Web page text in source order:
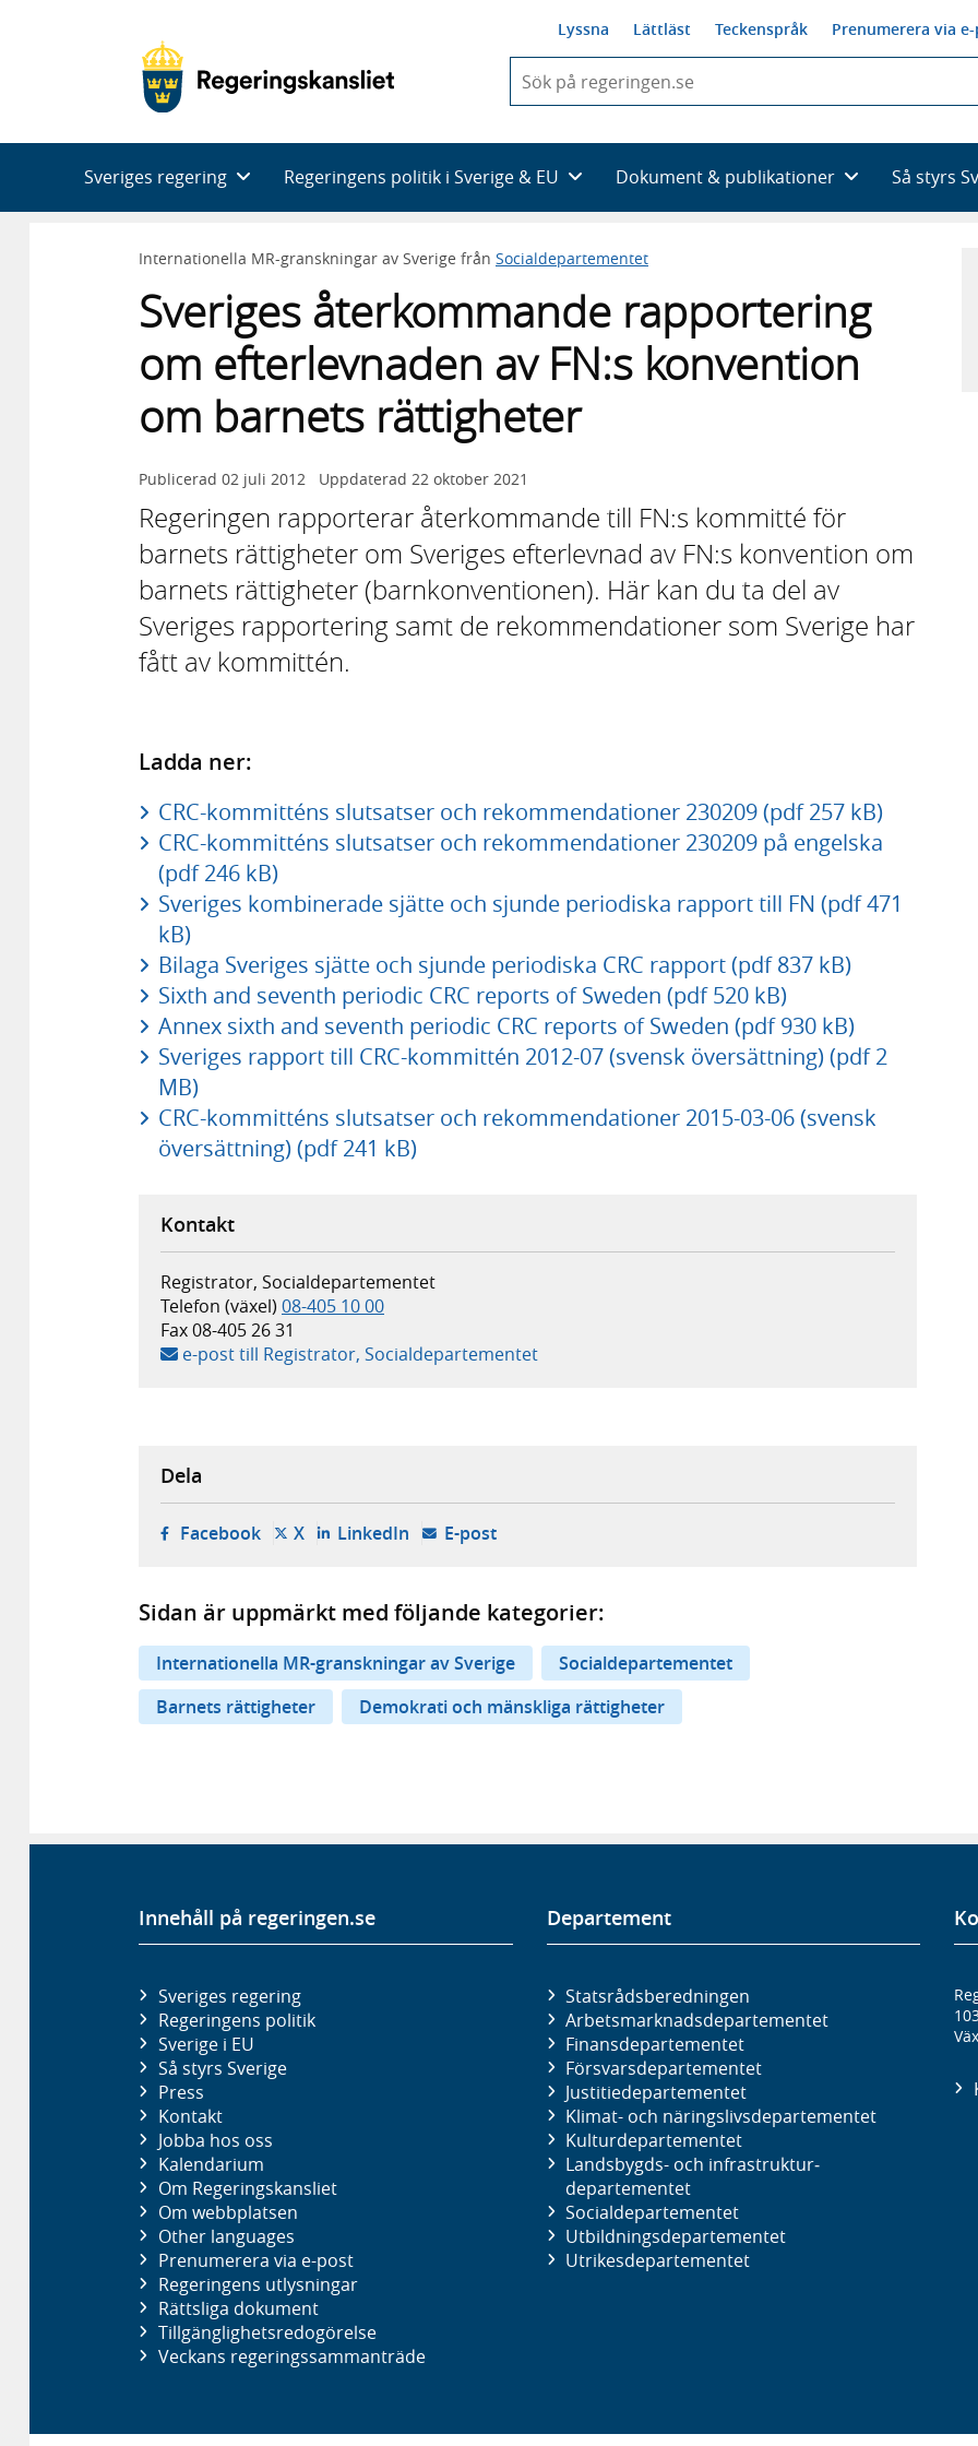
Lyssna Lättläst Teckenspråk Prenumerera via
du
skriva
framträder
en
med
Sveriges regering Regeringens politik i Sverige & EU Dokument & publikationer Så styrs
Internationella MR-granskningar av Sverige från Socialdepartementet
Sveriges återkommande rapportering
om efterlevnaden av FN:s konvention
om barnets rättigheter
Publicerad 02 juli 2012 Uppdaterad 22 oktober 2021
Regeringen rapporterar återkommande till FN:s kommitté för
barnets rättigheter om Sveriges efterlevnad av FN:s konvention om
barnets rättigheter (barnkonventionen). Här kan du ta del av
Sveriges rapportering samt de rekommendationer som Sverige har
fått av kommittén.
Ladda ner:
CRC-kommitténs slutsatser och rekommendationer 230209 (pdf 257 kB)
CRC-kommitténs slutsatser och rekommendationer 230209 på engelska
(pdf 246 kB)
Sveriges kombinerade sjätte och sjunde periodiska rapport till FN (pdf 471
kB)
Bilaga Sveriges sjätte och sjunde periodiska CRC rapport (pdf 837 kB)
Sixth and seventh periodic CRC reports of Sweden (pdf 520 kB)
Annex sixth and seventh periodic CRC reports of Sweden (pdf 930 kB)
Sveriges rapport till CRC-kommittén 2012-07 (svensk översättning) (pdf 2
MB)
CRC-kommitténs slutsatser och rekommendationer 2015-03-06 (svensk
översättning) (pdf 241 kB)
Kontakt
Registrator, Socialdepartementet
Telefon (växel) 08-405 10 00
Fax08-405 26 31
e-post till Registrator, Socialdepartementet
Dela
Facebook- öppnas i ny flik, extern webbplats,
X- öppnas i ny flik, extern webbplats,
LinkedIn- öppnas i ny flik, extern webbplats,
E-post- öppnar din e-postklient,
Sidan är uppmärkt med följande kategorier:
Internationella MR-granskningar av Sverige
Socialdepartementet
Barnets rättigheter
Demokrati och mänskliga rättigheter
Innehåll på regeringen.se
Sveriges regering
Regeringens politik
Sverige i EU
Så styrs Sverige
Press
Kontakt
Jobba hos oss
Kalendarium
Om Regeringskansliet
Om webbplatsen
Other languages
Prenumerera via e-post
Regeringens utlysningar
Rättsliga dokument
Tillgänglighetsredogörelse
Veckans regeringssammanträde
Departement
Statsrådsberedningen
Arbetsmarknads­departementet
Finans­departementet
Försvars­departementet
Justitie­departementet
Klimat- och näringslivs­departementet
Kultur­departementet
Landsbygds- och infrastruktur­
departementet
Social­departementet
Utbildnings­departementet
Utrikes­departementet